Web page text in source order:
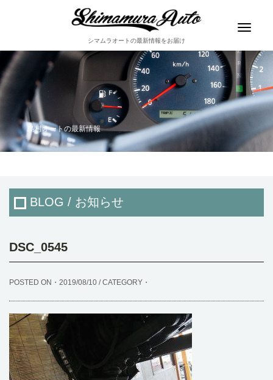
シマムラオートの最新情報をお届け
Toggle
島村オートの最新情報
BLOG / お知らせ
DSC_0545
POSTED ON・2019/08/10 / CATEGORY・